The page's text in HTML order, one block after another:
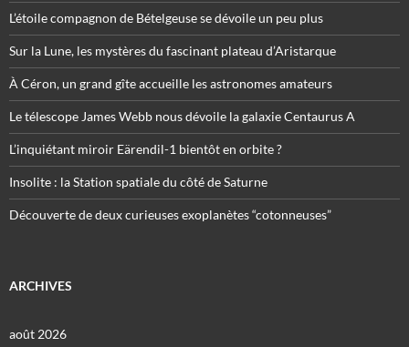
L’étoile compagnon de Bételgeuse se dévoile un peu plus
Sur la Lune, les mystères du fascinant plateau d’Aristarque
À Céron, un grand gîte accueille les astronomes amateurs
Le télescope James Webb nous dévoile la galaxie Centaurus A
L’inquiétant miroir Eärendil-1 bientôt en orbite ?
Insolite : la Station spatiale du côté de Saturne
Découverte de deux curieuses exoplanètes “cotonneuses”
ARCHIVES
août 2026